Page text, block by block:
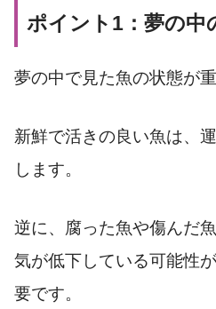
ポイント1：夢の中
夢の中で見た魚の状態が重
新鮮で活きの良い魚は、
します。
逆に、腐った魚や傷んだ
気が低下している可能性
要です。